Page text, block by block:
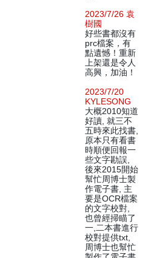
2023/7/26 袁
樹國
好些書都沒有
prc檔案，有
點遺憾！重新
上架還是令人
高興，加油！
2023/7/20
KYLESONG
大概2010知道
好讀, 就三不
五時來此找書,
原本只有看書
時順便回報一
些文字勘誤,
後來2015開始
幫忙周博士製
作電子書, 主
要是OCR檔案
的文字校對,
也曾經掃瞄了
一,二本書進行
校對提供txt,
周博士也幫忙